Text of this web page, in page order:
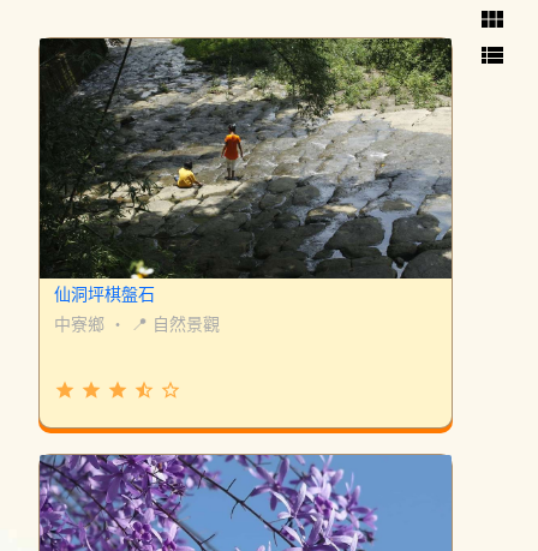
view_module
view_list
仙洞坪棋盤石
中寮鄉 ・ 📍 自然景觀
grade grade grade star_half star_border